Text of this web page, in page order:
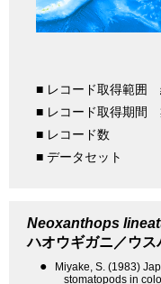
■ レコード取得範囲
■ レコード取得期間
■ レコード数
■ データセット
Neoxanthops
ハオウギガニ／ウス
●
Miyake, S. (1983)
stomatopods in